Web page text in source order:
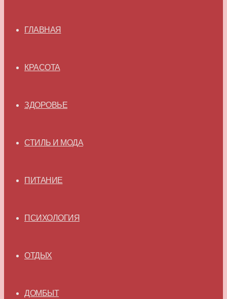
ГЛАВНАЯ
КРАСОТА
ЗДОРОВЬЕ
СТИЛЬ И МОДА
ПИТАНИЕ
ПСИХОЛОГИЯ
ОТДЫХ
ДОМБЫТ